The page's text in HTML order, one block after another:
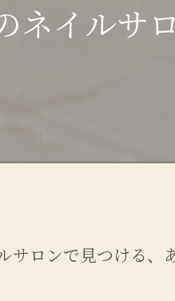
ネイルサ
サロンで見つける、